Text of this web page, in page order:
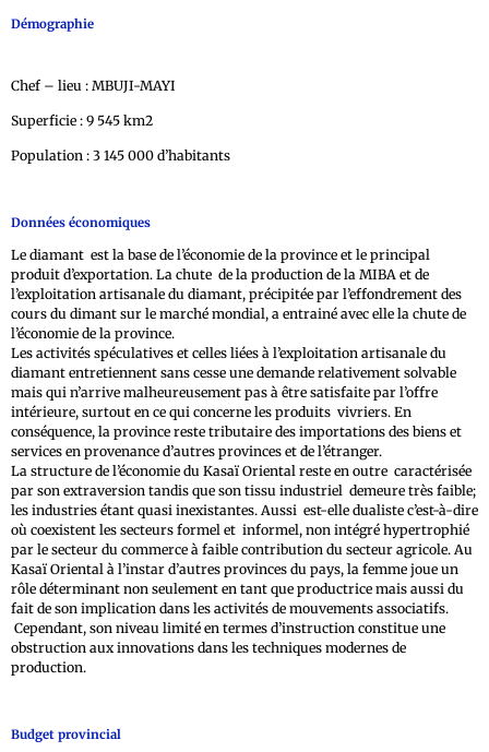
Démographie
Chef – lieu : MBUJI-MAYI
Superficie : 9 545 km2
Population : 3 145 000 d’habitants
Données économiques
Le diamant est la base de l’économie de la province et le principal
produit d’exportation. La chute de la production de la MIBA et de
l’exploitation artisanale du diamant, précipitée par l’effondrement des
cours du dimant sur le marché mondial, a entrainé avec elle la chute de
l’économie de la province.
Les activités spéculatives et celles liées à l’exploitation artisanale du
diamant entretiennent sans cesse une demande relativement solvable
mais qui n’arrive malheureusement pas à être satisfaite par l’offre
intérieure, surtout en ce qui concerne les produits vivriers. En
conséquence, la province reste tributaire des importations des biens et
services en provenance d’autres provinces et de l’étranger.
La structure de l’économie du Kasaï Oriental reste en outre caractérisée
par son extraversion tandis que son tissu industriel demeure très faible;
les industries étant quasi inexistantes. Aussi est-elle dualiste c’est-à-dire
où coexistent les secteurs formel et informel, non intégré hypertrophié
par le secteur du commerce à faible contribution du secteur agricole. Au
Kasaï Oriental à l’instar d’autres provinces du pays, la femme joue un
rôle déterminant non seulement en tant que productrice mais aussi du
fait de son implication dans les activités de mouvements associatifs.
Cependant, son niveau limité en termes d’instruction constitue une
obstruction aux innovations dans les techniques modernes de
production.
Budget provincial